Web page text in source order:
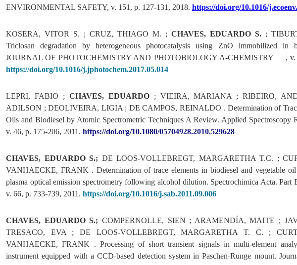
ENVIRONMENTAL SAFETY, v. 151, p. 127-131, 2018. https://doi.org/10.1016/
KOSERA, VITOR S. ; CRUZ, THIAGO M. ; CHAVES, EDUARDO S. ;
Triclosan degradation by heterogeneous photocatalysis using ZnO immobilized in
JOURNAL OF PHOTOCHEMISTRY AND PHOTOBIOLOGY A-CHEMISTRY
,
https://doi.org/10.1016/j.jphotochem.2017.05.014
LEPRI, FABIO ; CHAVES, EDUARDO; VIEIRA, MARIANA ; RIBEIRO,
ADILSON ; DEOLIVEIRA, LIGIA ; DE CAMPOS, REINALDO . Determination of
Oils and Biodiesel by Atomic Spectrometric Techniques A Review. Applied Spectroscopy
v. 46, p. 175-206, 2011. https://doi.org/10.1080/05704928.2010.529628
CHAVES, EDUARDO S.; DE LOOS-VOLLEBREGT, MARGARETHA T.C. ;
VANHAECKE, FRANK . Determination of trace elements in biodiesel and vegetable
plasma optical emission spectrometry following alcohol dilution. Spectrochimica Acta. Part
v. 66, p. 733-739, 2011. https://doi.org/10.1016/j.sab.2011.09.006
CHAVES, EDUARDO S.; COMPERNOLLE, SIEN ; ARAMENDÍA, MAITE ;
TRESACO, EVA ; DE LOOS-VOLLEBREGT, MARGARETHA T. C. ;
VANHAECKE, FRANK .Processing of short transient signals in multi-element
instrument equipped with a CCD-based detection system in Paschen-Runge mount.